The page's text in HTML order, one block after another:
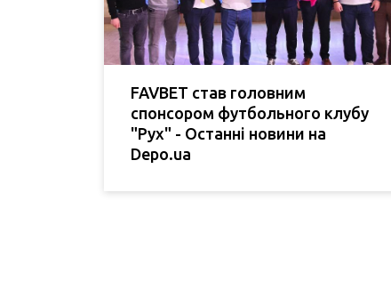
FAVBET став головним
спонсором футбольного клубу
"Рух" - Останні новини на
Depo.ua